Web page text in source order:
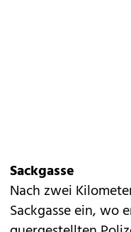
Sackgasse
Nach zwei
Sackgasse ein, wo